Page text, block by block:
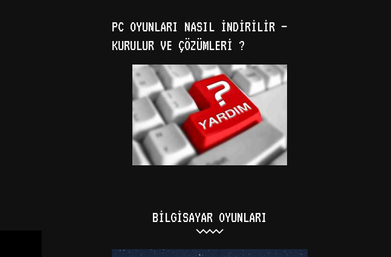
PC OYUNLARI NASIL İNDIRILIR –
KURULUR VE ÇÖZÜMLERI ?
BILGISAYAR OYUNLARI